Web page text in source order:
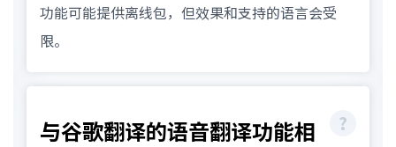
功能可能提供离线包，但效果和支持的语言会受
限。
与谷歌翻译的语音翻译功能相